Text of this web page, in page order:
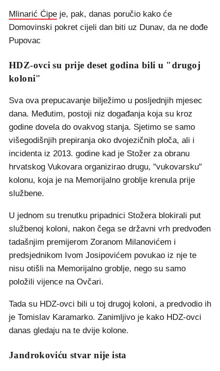
Mlinarić Ćipe je, pak, danas poručio kako će
Domovinski pokret cijeli dan biti uz Dunav, da ne dođe
Pupovac
HDZ-ovci su prije deset godina bili u "drugoj
koloni"
Sva ova prepucavanje bilježimo u posljednjih mjesec
dana. Međutim, postoji niz događanja koja su kroz
godine dovela do ovakvog stanja. Sjetimo se samo
višegodišnjih prepiranja oko dvojezičnih ploča, ali i
incidenta iz 2013. godine kad je Stožer za obranu
hrvatskog Vukovara organizirao drugu, "vukovarsku"
kolonu, koja je na Memorijalno groblje krenula prije
službene.
U jednom su trenutku pripadnici Stožera blokirali put
službenoj koloni, nakon čega se državni vrh predvođen
tadašnjim premijerom Zoranom Milanovićem i
predsjednikom Ivom Josipovićem povukao iz nje te
nisu otišli na Memorijalno groblje, nego su samo
položili vijence na Ovčari.
Tada su HDZ-ovci bili u toj drugoj koloni, a predvodio ih
je Tomislav Karamarko. Zanimljivo je kako HDZ-ovci
danas gledaju na te dvije kolone.
Jandrokoviću stvar nije ista